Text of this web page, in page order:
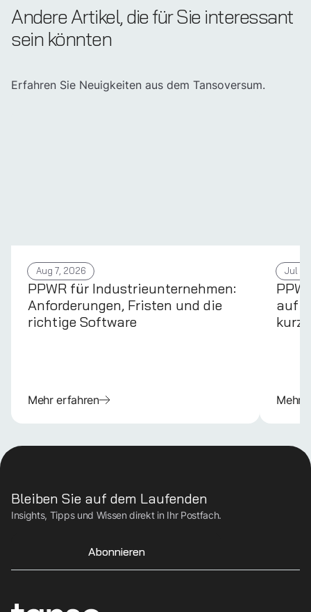
Andere Artikel, die für Sie interessant
sein könnten
Erfahren Sie Neuigkeiten aus dem Tansoversum.
Aug 7, 2026
PPWR für Industrieunternehmen:
Anforderungen, Fristen und die
richtige Software
Mehr erfahren
Jul
auf
kurz
Mehr
Bleiben Sie auf dem Laufenden
Insights, Tipps und Wissen direkt in Ihr Postfach.
Abonnieren